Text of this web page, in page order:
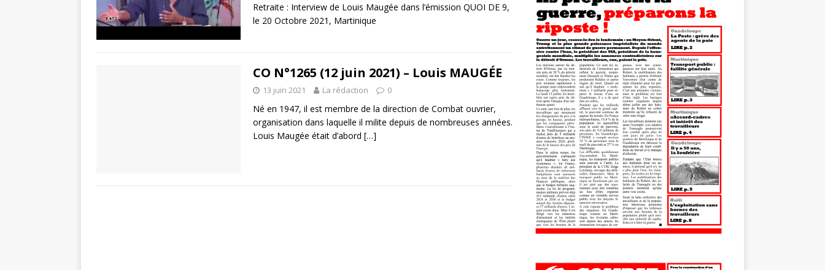
Retraite : Interview de Louis Maugée dans l’émission QUOI DE 9,
le 20 Octobre 2021, Martinique
CO N°1265 (12 juin 2021) – Louis MAUGÉE
13 juin 2021 La rédaction 0
Né en 1947, il est membre de la direction de Combat ouvrier,
organisation dans laquelle il milite depuis de nombreuses années.
Louis Maugée était d’abord […]